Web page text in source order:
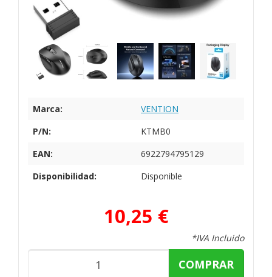
Marca:
VENTION
P/N:
KTMB0
EAN:
6922794795129
Disponibilidad:
Disponible
10,25 €
*IVA Incluido
COMPRAR